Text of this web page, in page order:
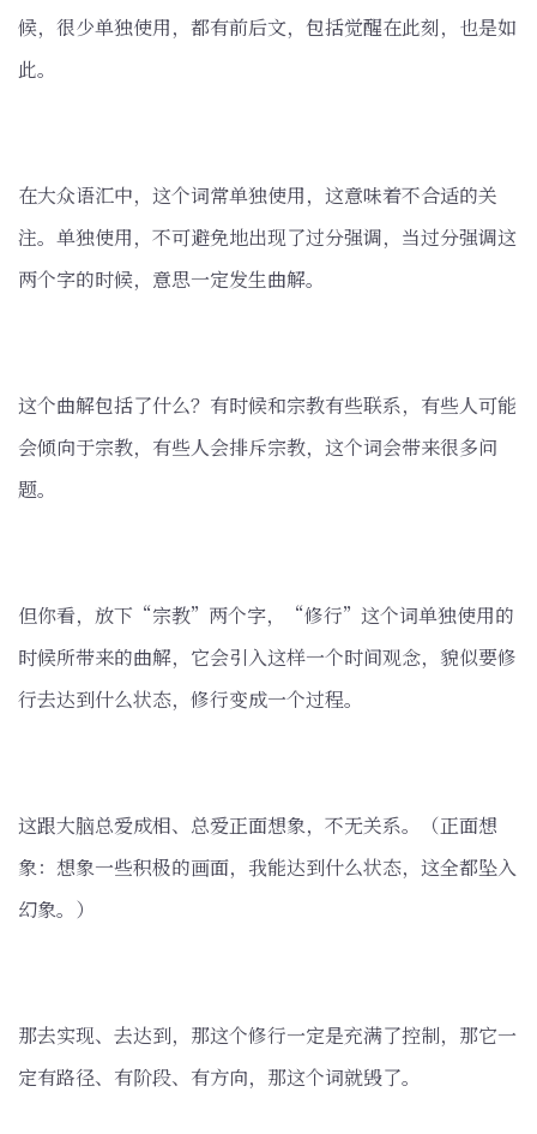
候，很少单独使用，都有前后文，包括觉醒在此刻，也是如
此。
在大众语汇中，这个词常单独使用，这意味着不合适的关
注。单独使用，不可避免地出现了过分强调，当过分强调这
两个字的时候，意思一定发生曲解。
这个曲解包括了什么？有时候和宗教有些联系，有些人可能
会倾向于宗教，有些人会排斥宗教，这个词会带来很多问
题。
但你看，放下“宗教”两个字，“修行”这个词单独使用的
时候所带来的曲解，它会引入这样一个时间观念，貌似要修
行去达到什么状态，修行变成一个过程。
这跟大脑总爱成相、总爱正面想象，不无关系。（正面想
象：想象一些积极的画面，我能达到什么状态，这全都坠入
幻象。）
那去实现、去达到，那这个修行一定是充满了控制，那它一
定有路径、有阶段、有方向，那这个词就毁了。